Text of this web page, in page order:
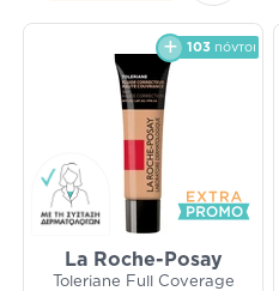
103 πόντοι
La Roche-Posay
Toleriane Full Coverage